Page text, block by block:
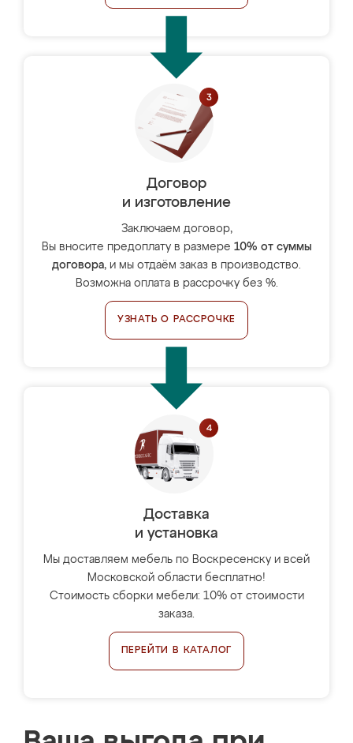
Договор
и изготовление
Заключаем договор,
Вы вносите предоплату в размере 10% от суммы
договора, и мы отдаём заказ в производство.
Возможна оплата в рассрочку без %.
УЗНАТЬ О РАССРОЧКЕ
Доставка
и установка
Мы доставляем мебель по Воскресенску и всей
Московской области бесплатно!
Стоимость сборки мебели: 10% от стоимости
заказа.
ПЕРЕЙТИ В КАТАЛОГ